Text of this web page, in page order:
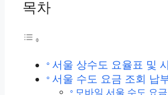
목차
서울 상수도 요율표 및
서울 수도 요금 조회 납
모바일 서울 수도 요금